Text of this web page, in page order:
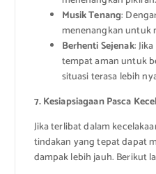
Musik Tenang:
menenangkan untuk
Berhenti Sejenak:
tempat aman untuk
situasi terasa lebih
7. Kesiapsiagaan Pasca
Jika terlibat dalam
tindakan yang tepat dapat
dampak lebih jauh. Berikut